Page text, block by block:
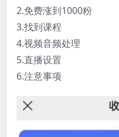
2.免费涨到1000粉
3.找到课程
4.视频音频处理
5.直播设置
6.注意事项